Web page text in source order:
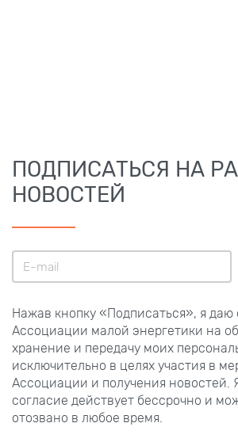
ПОДПИСАТЬСЯ НА
НОВОСТЕЙ
Нажав кнопку «Подписаться», я даю
Ассоциации малой энергетики на
хранение и передачу моих
исключительно в целях участия в
Ассоциации и получения новостей.
согласие действует бессрочно и
отозвано в любое время.